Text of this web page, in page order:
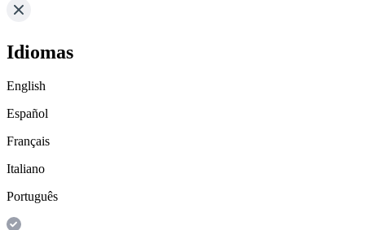
Idiomas
English
Español
Français
Italiano
Português